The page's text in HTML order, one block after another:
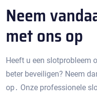
Neem
met ons op
Heeft u een slotprobleem
beter beveiligen?​ Neem
op․ Onze professionele